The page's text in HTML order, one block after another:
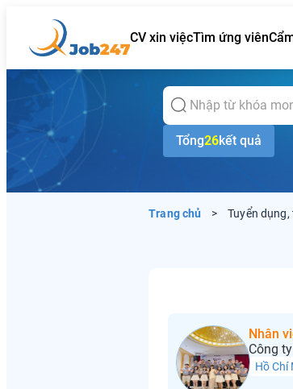
CV xin việcTìm ứng viên
Tổng26kết quả
Trang chủ > Tuyển
Nhân
Công
Hồ Chí